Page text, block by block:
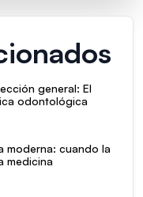
general: El
odontológica
moderna: cuando la
medicina